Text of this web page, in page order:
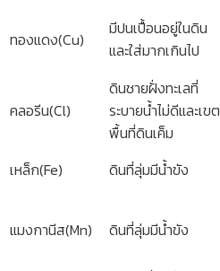
ทองแดง(Cu)
มีปนเปื้อนอยู่ในดิน
และใส่มากเกินไป
คลอรีน(Cl)
ดินชายฝั่งทะเลที่
ระบายน้ำไม่ดีและเขต
พื้นที่ดินเค็ม
เหล็ก(Fe) ดินที่ลุ่มมีน้ำขัง
แมงกานีส(Mn) ดินที่ลุ่มมีน้ำขัง